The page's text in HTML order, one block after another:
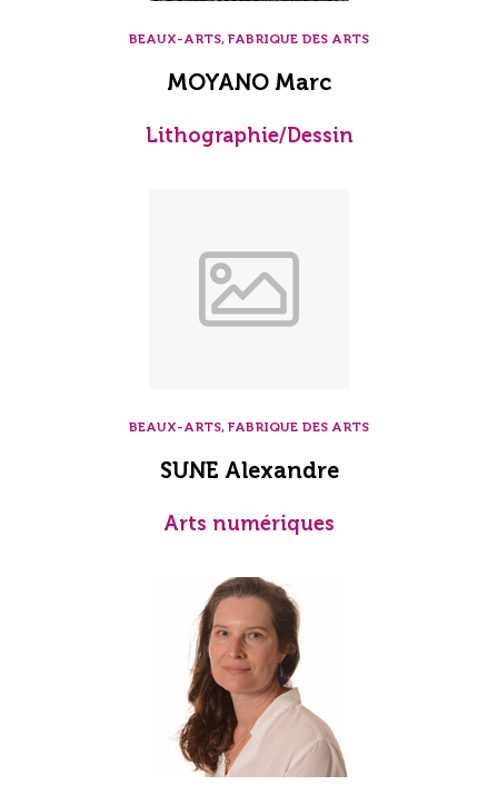
BEAUX-ARTS, FABRIQUE DES ARTS
MOYANO Marc
Lithographie/Dessin
BEAUX-ARTS, FABRIQUE DES ARTS
SUNE Alexandre
Arts numériques